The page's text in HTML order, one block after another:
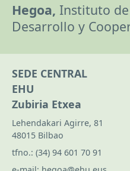
Hegoa, Instituto
Desarrollo y
SEDE CENTRAL
EHU
Zubiria Etxea
Lehendakari Agirre, 81
48015 Bilbao
tfno.: (34) 94 601 70 91